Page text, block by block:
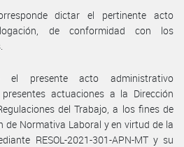
dictar el pertinente acto
de conformidad con los
presente acto administrativo
actuaciones a la Dirección
del Trabajo, a los fines de
de Normativa Laboral y en virtud de la
RESOL-2021-301-APN-MT y su